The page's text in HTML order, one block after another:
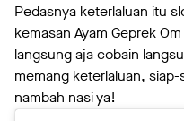
Pedasnya keterlaluan itu
kemasan Ayam Geprek
langsung aja cobain
memang keterlaluan,
nambah nasi ya!